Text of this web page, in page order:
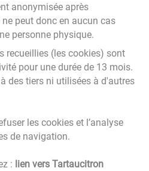
anonymisée après
peut donc en aucun cas
personne physique.
recueillies (les cookies) sont
pour une durée de 13 mois.
des tiers ni utilisées à d'autres
les cookies et l’analyse
de navigation.
: lien vers Tartaucitron